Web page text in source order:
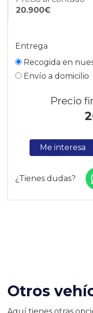
20.900€
Entrega
Recogida en
Envío a domicilio
Precio
Me interesa
¿Tienes dudas?
Otros